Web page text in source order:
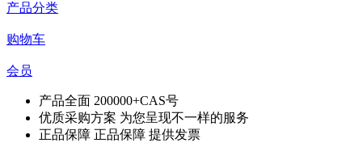
产品分类
购物车
会员
产品全面 200000+CAS号
优质采购方案 为您呈现不一样的服务
正品保障 正品保障 提供发票